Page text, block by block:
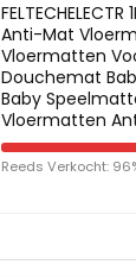
Anti-Mat
Vloermatten
Douchemat
Baby
Vloermatten
Reeds Verkocht: